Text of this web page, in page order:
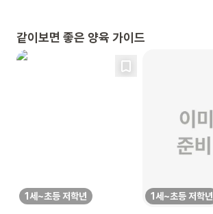
같이보면 좋은 양육 가이드
1세~초등 저학년 1세~초등 저학년